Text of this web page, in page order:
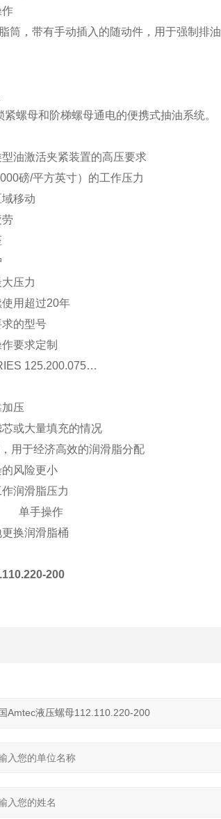
作
筒，带有手动插入的随动件，用于强制排油
螺母和阶梯螺母通电的便携式抽油系统。
油激活夹紧装置的高压要求
磅/平方英寸）的工作压力
移动
压力
用超过20年
的型号
要求定制
125.200.075…
压
或大量填充的情况
用于经济高效的润滑脂分配
风险更小
润滑脂压力
单手操作
换润滑脂桶
200